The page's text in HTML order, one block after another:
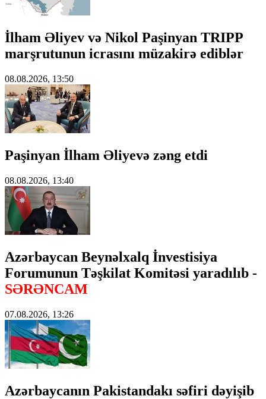
İlham Əliyev və Nikol Paşinyan TRIPP
marşrutunun icrasını müzakirə ediblər
08.08.2026, 13:50
Paşinyan İlham Əliyevə zəng etdi
08.08.2026, 13:40
Azərbaycan Beynəlxalq İnvestisiya
Forumunun Təşkilat Komitəsi yaradılıb -
SƏRƏNCAM
07.08.2026, 13:26
Azərbaycanın Pakistandakı səfiri dəyişib